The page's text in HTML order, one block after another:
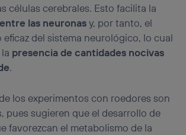
células cerebrales. Esto facilita la
las neuronasy, por tanto, el
del sistema neurológico, lo cual
presencia de cantidades nocivas
.
los experimentos con roedores son
pues sugieren que el desarrollo de
favorezcan el metabolismo de la